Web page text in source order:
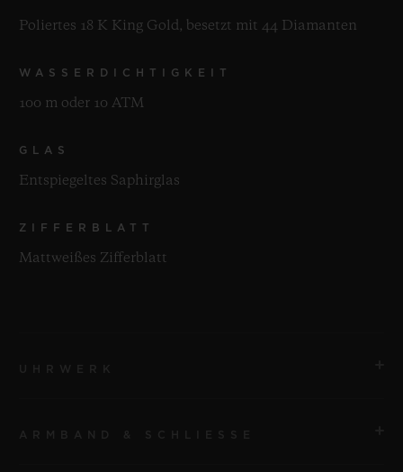
Poliertes 18 K King Gold, besetzt mit 44 Diamanten
WASSERDICHTIGKEIT
100 m oder 10 ATM
GLAS
Entspiegeltes Saphirglas
ZIFFERBLATT
Mattweißes Zifferblatt